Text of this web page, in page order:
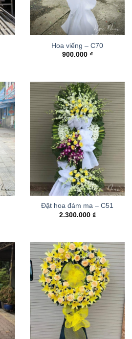
Hoa viếng – C70
900.000 ₫
Đặt hoa đám ma – C51
2.300.000 ₫